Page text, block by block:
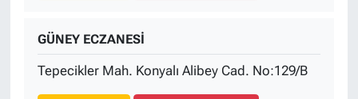
GÜNEY ECZANESİ
Tepecikler Mah. Konyalı Alibey Cad. No:129/B